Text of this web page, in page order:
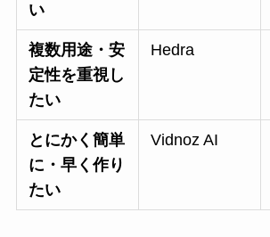
い
複数用途・安
定性を重視し
たい
Hedra
とにかく簡単
に・早く作り
たい
Vidnoz AI